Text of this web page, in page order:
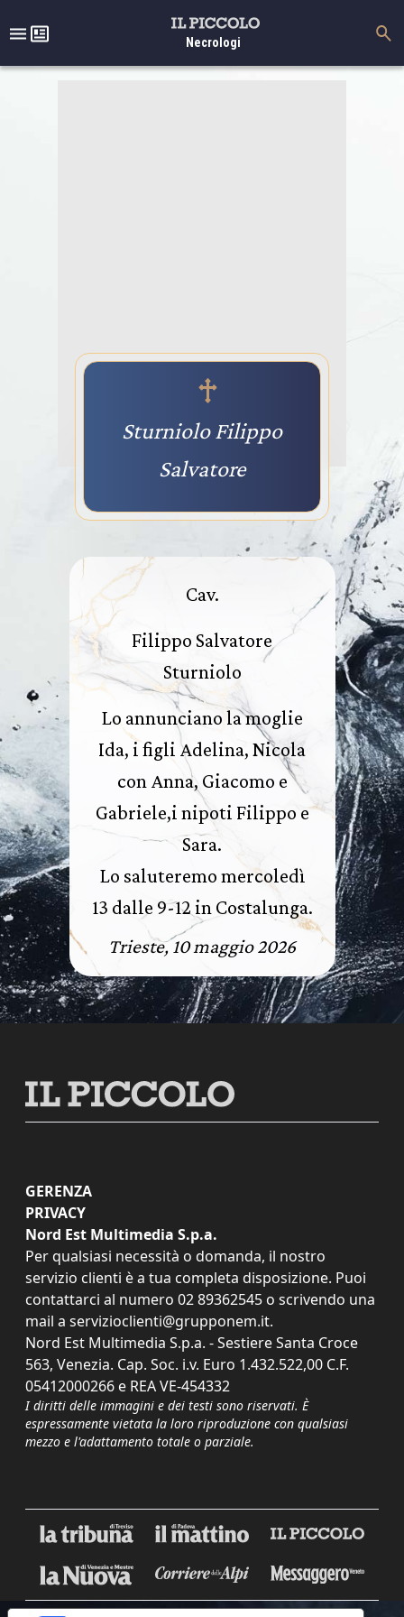
Necrologi
Sturniolo Filippo
Salvatore
Cav.
Filippo Salvatore
Sturniolo
Lo annunciano la moglie
Ida, i figli Adelina, Nicola
con Anna, Giacomo e
Gabriele,i nipoti Filippo e
Sara.
Lo saluteremo mercoledì
13 dalle 9-12 in Costalunga.
Trieste, 10 maggio 2026
GERENZA
PRIVACY
Nord Est Multimedia S.p.a.
Per qualsiasi necessità o domanda, il nostro
servizio clienti è a tua completa disposizione. Puoi
contattarci al numero 02 89362545 o scrivendo una
mail a servizioclienti@grupponem.it.
Nord Est Multimedia S.p.a. - Sestiere Santa Croce
563, Venezia. Cap. Soc. i.v. Euro 1.432.522,00 C.F.
05412000266 e REA VE-454332
I diritti delle immagini e dei testi sono riservati. È
espressamente vietata la loro riproduzione con qualsiasi
mezzo e l'adattamento totale o parziale.